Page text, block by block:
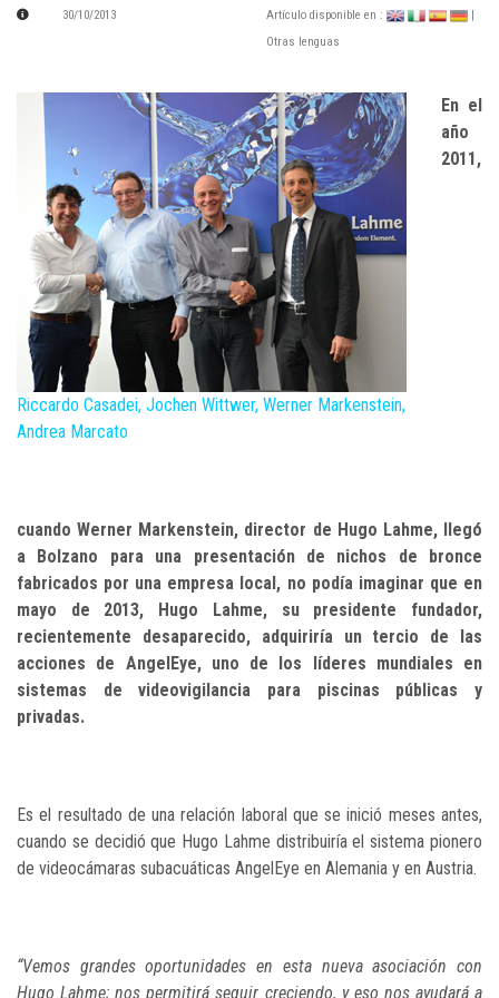
30/10/2013 Artículo disponible en :
Otras lenguas
Riccardo Casadei, Jochen Wittwer, Werner Markenstein,
Andrea Marcato
En el
año
2011,
cuando Werner Markenstein, director de Hugo Lahme, llegó
a Bolzano para una presentación de nichos de bronce
fabricados por una empresa local, no podía imaginar que en
mayo de 2013, Hugo Lahme, su presidente fundador,
recientemente desaparecido, adquiriría un tercio de las
acciones de AngelEye, uno de los líderes mundiales en
sistemas de videovigilancia para piscinas públicas y
privadas.
Es el resultado de una relación laboral que se inició meses antes,
cuando se decidió que Hugo Lahme distribuiría el sistema pionero
de videocámaras subacuáticas AngelEye en Alemania y en Austria.
“Vemos grandes oportunidades en esta nueva asociación con
Hugo Lahme; nos permitirá seguir creciendo, y eso nos ayudará a